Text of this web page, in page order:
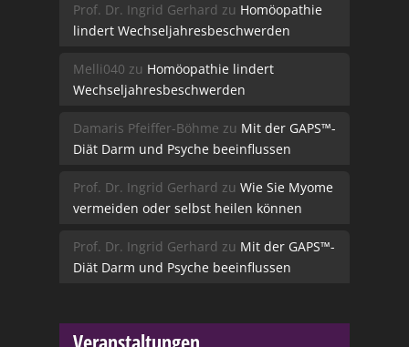
Prof. Dr. Ingrid Gerhard zu Homöopathie
lindert Wechseljahresbeschwerden
Melli040 zu Homöopathie lindert
Wechseljahresbeschwerden
Damaris Pfeiffer-Böhme zu Mit der GAPS™-
Diät Darm und Psyche beeinflussen
Prof. Dr. Ingrid Gerhard zu Wie Sie Myome
vermeiden oder selbst heilen können
Prof. Dr. Ingrid Gerhard zu Mit der GAPS™-
Diät Darm und Psyche beeinflussen
Veranstaltungen